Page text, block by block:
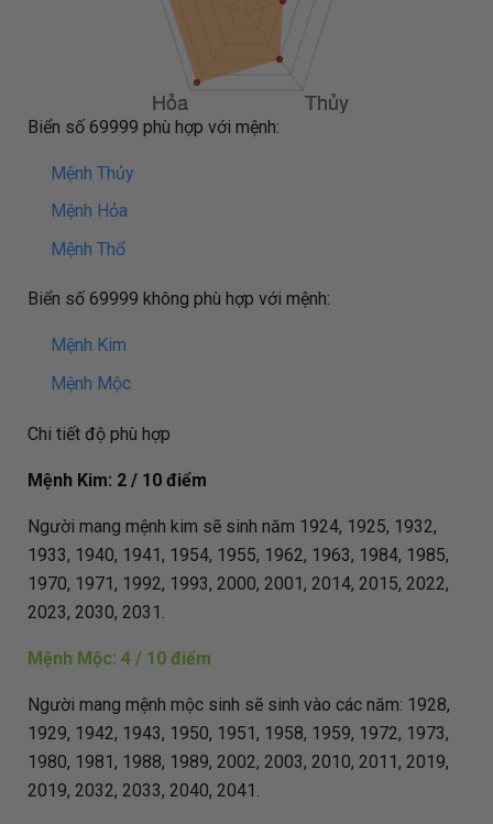
Biển số 69999 phù hợp với mệnh:
Mệnh Thủy
Mệnh Hỏa
Mệnh Thổ
Biển số 69999 không phù hợp với mệnh:
Mệnh Kim
Mệnh Mộc
Chi tiết độ phù hợp
Mệnh Kim: 2 / 10 điểm
Người mang mệnh kim sẽ sinh năm 1924, 1925, 1932,
1933, 1940, 1941, 1954, 1955, 1962, 1963, 1984, 1985,
1970, 1971, 1992, 1993, 2000, 2001, 2014, 2015, 2022,
2023, 2030, 2031.
Mệnh Mộc: 4 / 10 điểm
Người mang mệnh mộc sinh sẽ sinh vào các năm: 1928,
1929, 1942, 1943, 1950, 1951, 1958, 1959, 1972, 1973,
1980, 1981, 1988, 1989, 2002, 2003, 2010, 2011, 2019,
2019, 2032, 2033, 2040, 2041.